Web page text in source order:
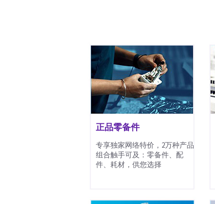
正品零备件
专享独家网络特价，2万种产品
组合触手可及：零备件、配
件、耗材，供您选择